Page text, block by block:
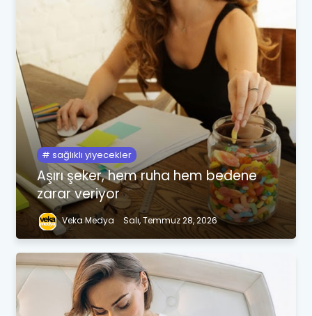
sağlıklı yiyecekler
Aşırı şeker, hem ruha hem bedene
zarar veriyor
Veka Medya Salı, Temmuz 28, 2026